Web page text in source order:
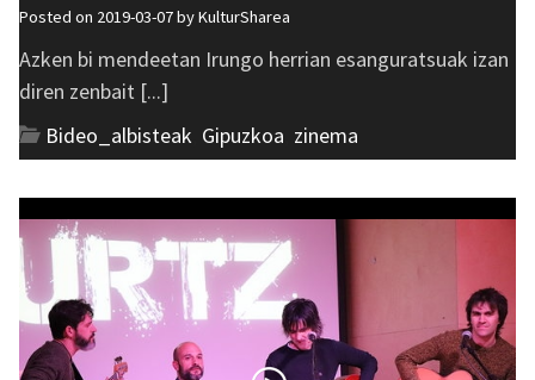
Posted on 2019-03-07 byKulturSharea
Azken bi mendeetan Irungo herrian esanguratsuak izan
diren zenbait [...]
Bideo_albisteak Gipuzkoa zinema